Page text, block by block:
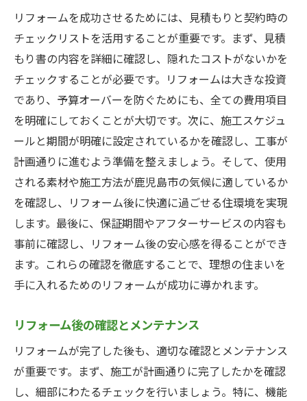
リフォームを成功させるためには、見積もりと契約時の
チェックリストを活用することが重要です。まず、見積
もり書の内容を詳細に確認し、隠れたコストがないかを
チェックすることが必要です。リフォームは大きな投資
であり、予算オーバーを防ぐためにも、全ての費用項目
を明確にしておくことが大切です。次に、施工スケジュ
ールと期間が明確に設定されているかを確認し、工事が
計画通りに進むよう準備を整えましょう。そして、使用
される素材や施工方法が鹿児島市の気候に適しているか
を確認し、リフォーム後に快適に過ごせる住環境を実現
します。最後に、保証期間やアフターサービスの内容も
事前に確認し、リフォーム後の安心感を得ることができ
ます。これらの確認を徹底することで、理想の住まいを
手に入れるためのリフォームが成功に導かれます。
リフォーム後の確認とメンテナンス
リフォームが完了した後も、適切な確認とメンテナンス
が重要です。まず、施工が計画通りに完了したかを確認
し、細部にわたるチェックを行いましょう。特に、機能